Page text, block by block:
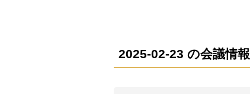
2025-02-23 の会議情報